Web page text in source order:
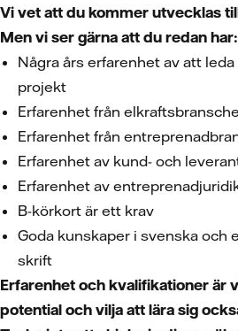
Vi vet att du kommer utvecklas
Men vi ser gärna att du redan har:
Några års erfarenhet av att
projekt
Erfarenhet från
Erfarenhet från
Erfarenhet av kund- och
Erfarenhet av
B-körkort är ett krav
Goda kunskaper i svenska och
skrift
Erfarenhet och kvalifikationer är
potential och vilja att lära sig